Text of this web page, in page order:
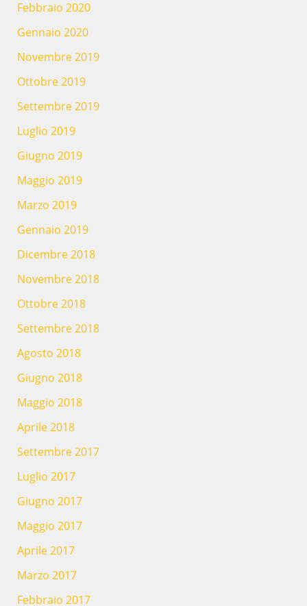
Febbraio 2020
Gennaio 2020
Novembre 2019
Ottobre 2019
Settembre 2019
Luglio 2019
Giugno 2019
Maggio 2019
Marzo 2019
Gennaio 2019
Dicembre 2018
Novembre 2018
Ottobre 2018
Settembre 2018
Agosto 2018
Giugno 2018
Maggio 2018
Aprile 2018
Settembre 2017
Luglio 2017
Giugno 2017
Maggio 2017
Aprile 2017
Marzo 2017
Febbraio 2017